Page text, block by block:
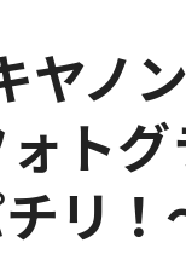
ノ
ト
リ！